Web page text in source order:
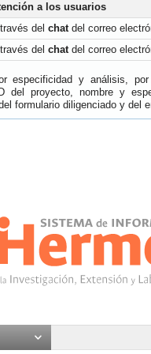
a los usuarios
del chatdel correo
del chatdel correo
especificidad y análisis,
proyecto, nombre y
formulario diligenciado y del